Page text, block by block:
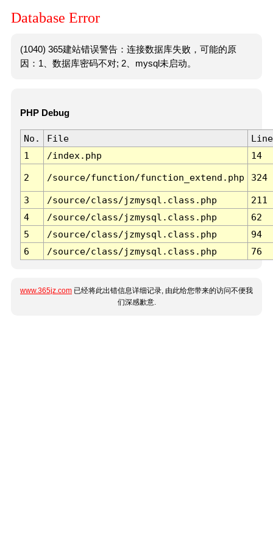
Database Error
(1040) 365建站错误警告：连接数据库失败，可能的原
因：1、数据库密码不对; 2、mysql未启动。
PHP Debug
No. File
Line
1
/index.php 14
2 /source/function/function_extend.php 324
3 /source/class/jzmysql.class.php
211
4
/source/class/jzmysql.class.php
62
5
/source/class/jzmysql.class.php
94
6
/source/class/jzmysql.class.php 76
www.365jz.com 已经将此出错信息详细记录, 由此给您带来的访问不便我
们深感歉意.